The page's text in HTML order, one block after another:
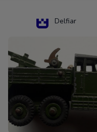
Delfiar